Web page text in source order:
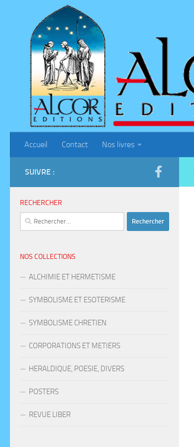
Skip to content
Accueil Contact Nos livres
SUIVRE :
RECHERCHER
Rechercher :
NOS COLLECTIONS
ALCHIMIE ET HERMETISME
SYMBOLISME ET ESOTERISME
SYMBOLISME CHRETIEN
CORPORATIONS ET METIERS
HERALDIQUE, POESIE, DIVERS
POSTERS
REVUE LIBER